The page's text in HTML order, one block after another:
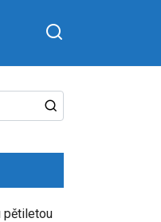
pětiletou